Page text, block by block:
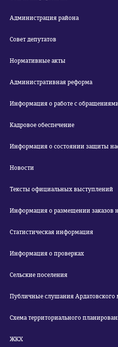
Администрация района
Совет депутатов
Нормативные акты
Административная реформа
Информация о работе с
Кадровое обеспечение
Информация о состоянии защиты
Новости
Тексты официальных выступлений
Информация о размещении заказов
Статистическая информация
Информация о проверках
Сельские поселения
Публичные слушания Ардатовского
Схема территориального
ЖКХ